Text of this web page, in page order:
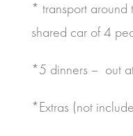
* transport
shared car of 4
*5 dinners – out
*Extras (not